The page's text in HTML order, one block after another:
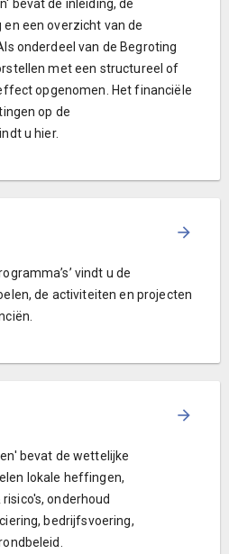
bevat de inleiding, de
een overzicht van de
onderdeel van de Begroting
met een structureel of
opgenomen. Het financiële
op de
u hier.
vindt u de
de activiteiten en projecten
bevat de wettelijke
lokale heffingen,
onderhoud
bedrijfsvoering,